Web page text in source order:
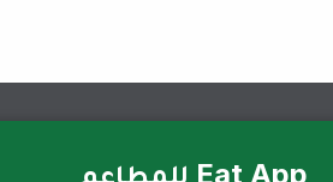
Eat App للمطاعم